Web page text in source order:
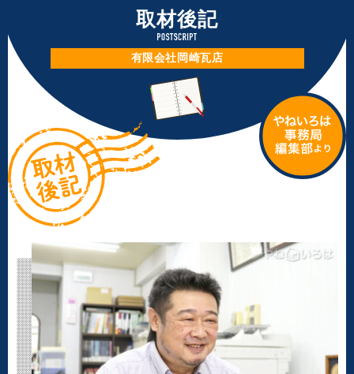
き替えを提案するのは理由があって。瓦屋根の寿命は運が
良くて５０年くらい。５０～６０代のお客さまが築３０年
ほどの瓦屋根を、このタイミングでリフォームをしなかっ
たとしたら、次に瓦の不具合が目立ち始めるのはおそらく
２０年後くらい。そうするともう７０歳８０歳で、その年
齢でお金をかけて屋根葺き替えは難しいんです。５０年経
った瓦は安全面に問題が出て命にかかわってくるので、ご
家族で考えていただけたらと思います」
茅ケ崎は海沿いのまちです。建物の外装は潮風の影響を受
けるので、塩害対策が欠かせません。神奈川県茅ケ崎市の
金を使う際は外側に露出しないつくりにすること。気候の
特徴に合わせた工事を考えるのも、地域密着工事店の得意
分野です。
こだわりには職人魂を感じました。自身の技術にはこだわ
りを、対応には柔軟性を、そんな気概を持った湯浅さんに
強い信頼感を覚えた取材でした。
（２０２２年１０月取材）
取材後記
有限会社岡崎瓦店